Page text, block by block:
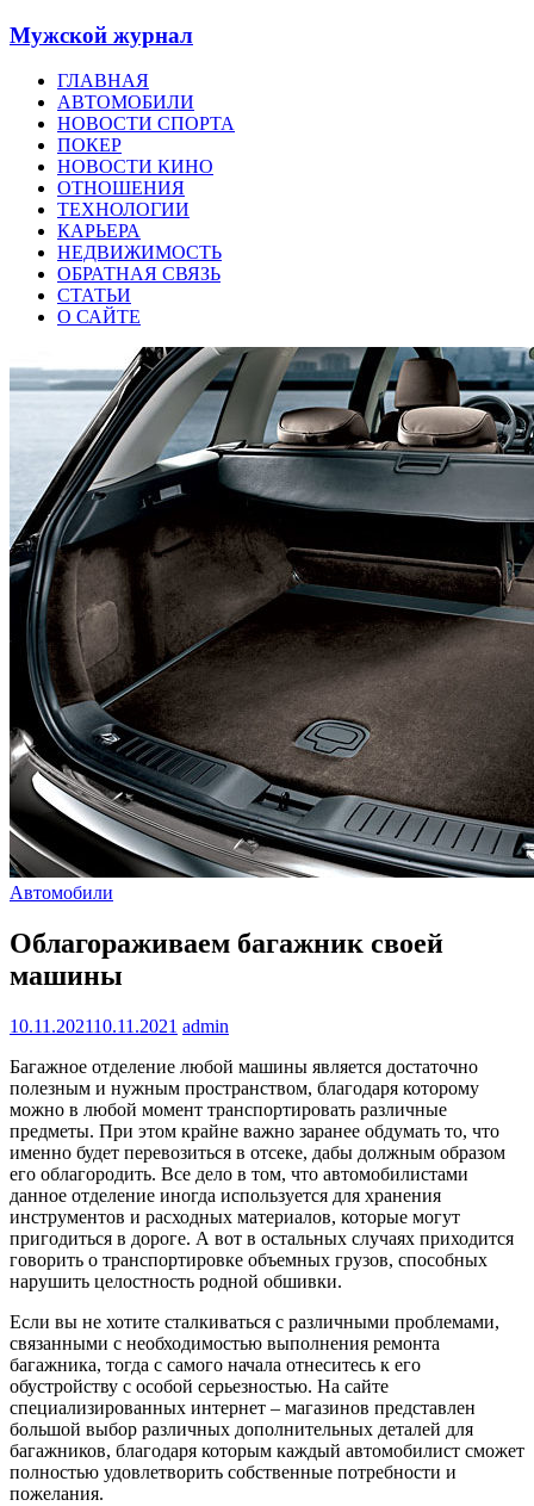
Мужской журнал
ГЛАВНАЯ
АВТОМОБИЛИ
НОВОСТИ СПОРТА
ПОКЕР
НОВОСТИ КИНО
ОТНОШЕНИЯ
ТЕХНОЛОГИИ
КАРЬЕРА
НЕДВИЖИМОСТЬ
ОБРАТНАЯ СВЯЗЬ
СТАТЬИ
О САЙТЕ
Автомобили
Облагораживаем багажник своей
машины
10.11.202110.11.2021 admin
Багажное отделение любой машины является достаточно
полезным и нужным пространством, благодаря которому
можно в любой момент транспортировать различные
предметы. При этом крайне важно заранее обдумать то, что
именно будет перевозиться в отсеке, дабы должным образом
его облагородить. Все дело в том, что автомобилистами
данное отделение иногда используется для хранения
инструментов и расходных материалов, которые могут
пригодиться в дороге. А вот в остальных случаях приходится
говорить о транспортировке объемных грузов, способных
нарушить целостность родной обшивки.
Если вы не хотите сталкиваться с различными проблемами,
связанными с необходимостью выполнения ремонта
багажника, тогда с самого начала отнеситесь к его
обустройству с особой серьезностью. На сайте
специализированных интернет – магазинов представлен
большой выбор различных дополнительных деталей для
багажников, благодаря которым каждый автомобилист сможет
полностью удовлетворить собственные потребности и
пожелания.